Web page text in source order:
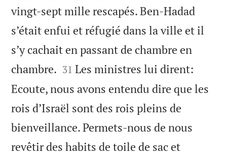
vingt-sept mille rescapés. Ben-Hadad
s’était enfui et réfugié dans la ville et il
s’y cachait en passant de chambre en
chambre. 

31 Les ministres lui dirent:
Ecoute, nous avons entendu dire que les
rois d’Israël sont des rois pleins de
bienveillance. Permets-nous de nous
revêtir des habits de toile de sac et